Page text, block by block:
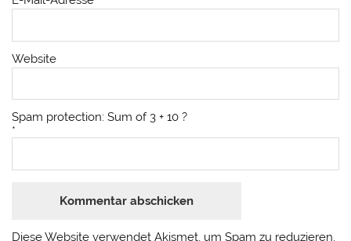
Website
Spam protection: Sum of 3 + 10 ?
*
Diese Website verwendet Akismet, um Spam zu reduzieren.